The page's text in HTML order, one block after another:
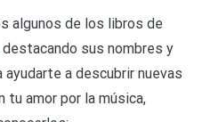
algunos de los libros de
sus nombres y
a descubrir nuevas
amor por la música,